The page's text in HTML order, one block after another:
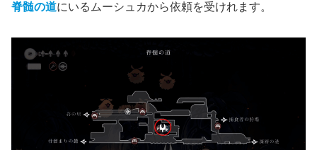
脊髄の道にいるムーシュカから依頼を受けれます。